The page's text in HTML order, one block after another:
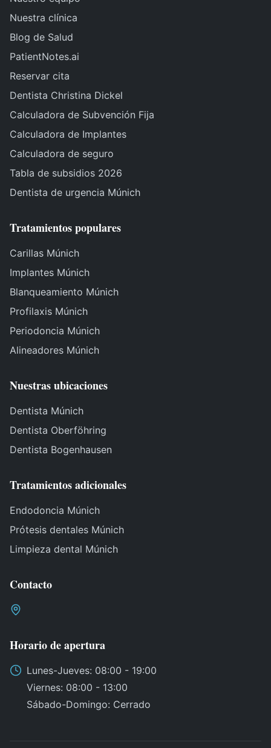
Nuestra clínica
Blog de Salud
PatientNotes.ai
Reservar cita
Dentista Christina Dickel
Calculadora de Subvención Fija
Calculadora de Implantes
Calculadora de seguro
Tabla de subsidios 2026
Dentista de urgencia Múnich
Tratamientos populares
Carillas Múnich
Implantes Múnich
Blanqueamiento Múnich
Profilaxis Múnich
Periodoncia Múnich
Alineadores Múnich
Nuestras ubicaciones
Dentista Múnich
Dentista Oberföhring
Dentista Bogenhausen
Tratamientos adicionales
Endodoncia Múnich
Prótesis dentales Múnich
Limpieza dental Múnich
Contacto
Horario de apertura
Lunes-Jueves: 08:00 - 19:00
Viernes: 08:00 - 13:00
Sábado-Domingo: Cerrado